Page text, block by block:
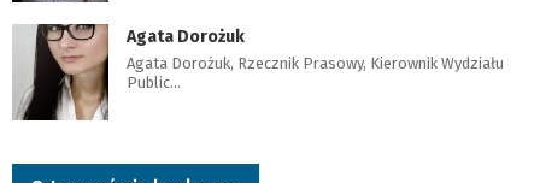
Agata Dorożuk
Agata Dorożuk, Rzecznik Prasowy, Kierownik Wydziału
Public…